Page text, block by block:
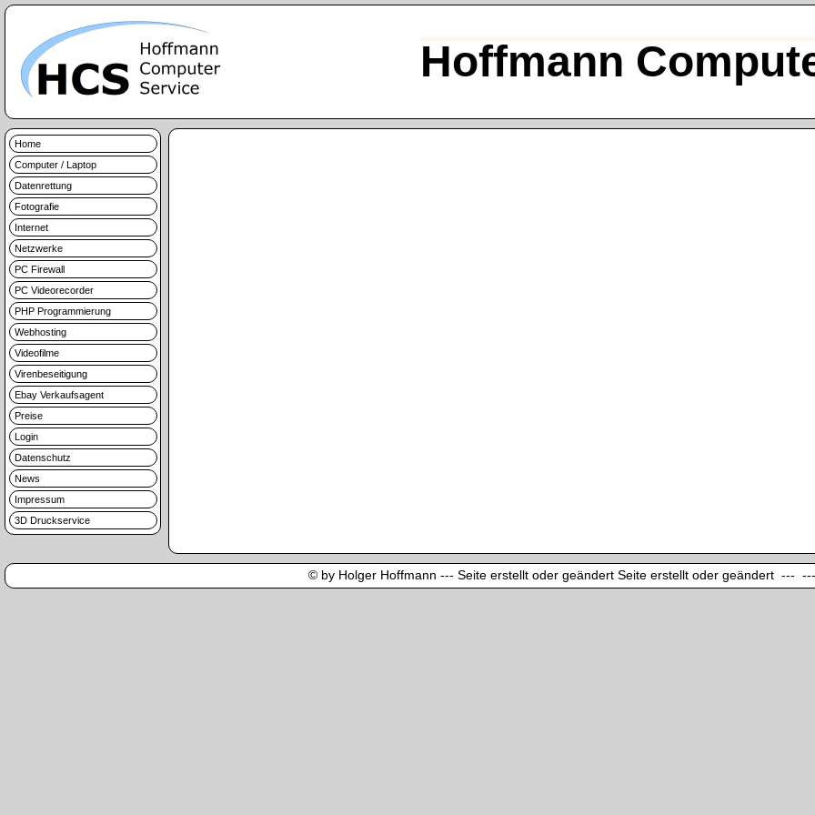
Hoffmann
Home
Computer / Laptop
Datenrettung
Fotografie
Internet
Netzwerke
PC Firewall
PC Videorecorder
PHP Programmierung
Webhosting
Videofilme
Virenbeseitigung
Ebay Verkaufsagent
Preise
Login
Datenschutz
News
Impressum
3D Druckservice
© by Holger Hoffmann --- Seite erstellt oder geändert Seite erstellt oder geändert ---